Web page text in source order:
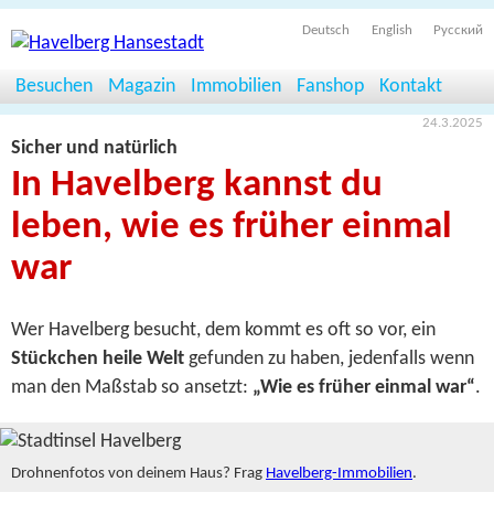
Deutsch English Русский
Besuchen Magazin Immobilien Fanshop Kontakt
Sicher und natürlich
In Havelberg kannst du
leben, wie es früher einmal
war
24.3.2025
Wer Havelberg besucht, dem kommt es oft so vor, ein
Stückchen heile Welt gefunden zu haben, jedenfalls wenn
man den Maßstab so ansetzt: „Wie es früher einmal war“.
Drohnenfotos von deinem Haus? Frag Havelberg-Immobilien.